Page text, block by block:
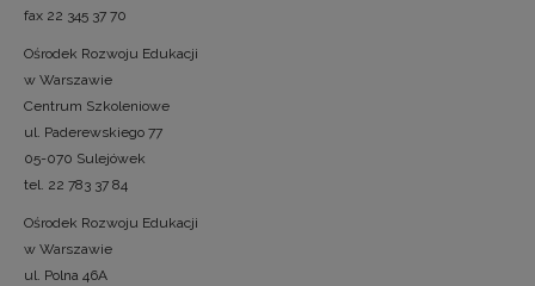
fax 22 345 37 70
Ośrodek Rozwoju Edukacji
w Warszawie
Centrum Szkoleniowe
ul. Paderewskiego 77
05-070 Sulejówek
tel. 22 783 37 84
Ośrodek Rozwoju Edukacji
w Warszawie
ul. Polna 46A